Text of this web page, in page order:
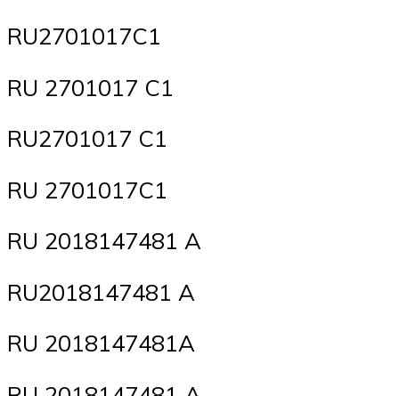
RU2701017C1
RU 2701017 C1
RU2701017 C1
RU 2701017C1
RU 2018147481 A
RU2018147481 A
RU 2018147481A